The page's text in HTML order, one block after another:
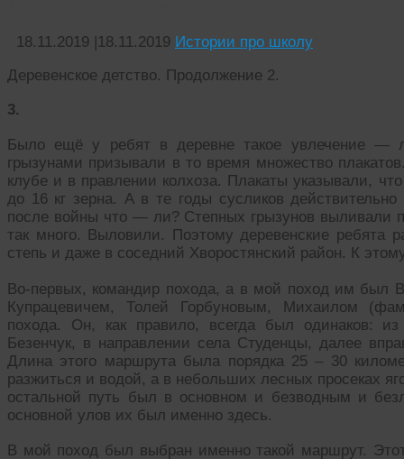
18.11.2019 |18.11.2019 Истории про школу
Деревенское детство. Продолжение 2.
3.
Было ещё у ребят в деревне такое увлечение —
грызунами призывали в то время множество
клубе и в правлении колхоза. Плакаты указывали,
до 16 кг зерна. А в те годы сусликов
после войны что — ли? Степных грызунов выливали
так много. Выловили. Поэтому деревенские ребята
степь и даже в соседний Хворостянский район. К
Во-первых, командир похода, а в мой поход им был
Купрацевичем, Толей Горбуновым, Михаилом
похода. Он, как правило, всегда был одинаков:
Безенчук, в направлении села Студенцы, далее
Длина этого маршрута была порядка 25 – 30
разжиться и водой, а в небольших лесных просеках
остальной путь был в основном и безводным и
основной улов их был именно здесь.
В мой поход был выбран именно такой маршрут.